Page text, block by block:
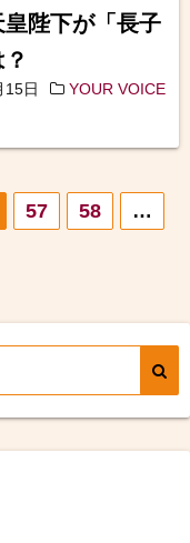
陛下が「長子
15日 YOUR VOICE
57 58
…